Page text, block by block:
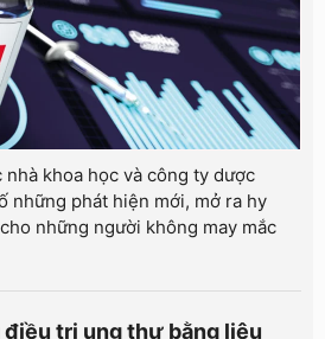
nhà khoa học và công ty dược
những phát hiện mới, mở ra hy
những người không may mắc
trị ung thư bằng liệu